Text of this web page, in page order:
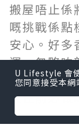
搬屋唔止係
嘅挑戰係點
安心。好多
運，忽略咗
搬完之後
入住前必
穩。
U Lifestyle 會
您同意接受本網